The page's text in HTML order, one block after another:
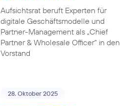
Aufsichtsrat beruft Experten für
digitale Geschäftsmodelle und
Partner-Management als „Chief
Partner & Wholesale Officer“ in den
Vorstand
28. Oktober 2025